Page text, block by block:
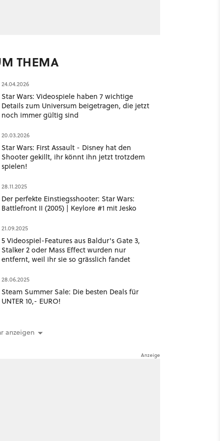
THEMA
24.04.2026
Star Wars: Videospiele haben 7 wichtige
Details zum Universum beigetragen, die jetzt
noch immer gültig sind
20.03.2026
Star Wars: First Assault - Disney hat den
Shooter gekillt, ihr könnt ihn jetzt trotzdem
spielen!
28.11.2025
Der perfekte Einstiegsshooter: Star Wars:
Battlefront II (2005) | Keylore #1 mit Jesko
21.09.2025
5 Videospiel-Features aus Baldur's Gate 3,
Stalker 2 oder Mass Effect wurden nur
entfernt, weil ihr sie so grässlich fandet
28.06.2025
Steam Summer Sale: Die besten Deals für
UNTER 10,- EURO!
anzeigen